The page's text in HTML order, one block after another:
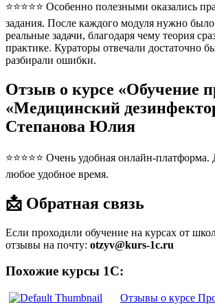
⭐⭐⭐⭐⭐ Особенно полезными оказались
задания. После каждого модуля нужно
реальные задачи, благодаря чему теория
практике. Кураторы отвечали достаточно
разбирали ошибки.
Отзыв о курсе «Обучение
«Медицинский
Степанова Юлия
⭐⭐⭐⭐⭐ Очень удобная онлайн-
любое удобное время.
📩 Обратная связь
Если проходили обучение на курсах от
отзывы на почту: otzyv@kurs-1c.ru
Похожие курсы 1С:
Отзывы о курсе